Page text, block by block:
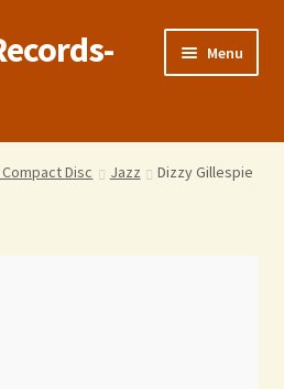
Menu
Compact Disc Jazz
Dizzy Gillespie